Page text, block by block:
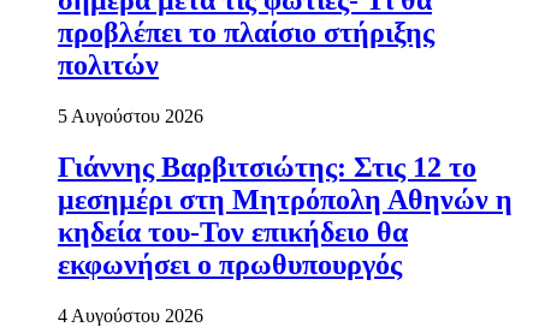
προβλέπει το πλαίσιο στήριξης
πολιτών
5 Αυγούστου 2026
Γιάννης Βαρβιτσιώτης: Στις 12 το
μεσημέρι στη Μητρόπολη Αθηνών η
κηδεία του-Τον επικήδειο θα
εκφωνήσει ο πρωθυπουργός
4 Αυγούστου 2026